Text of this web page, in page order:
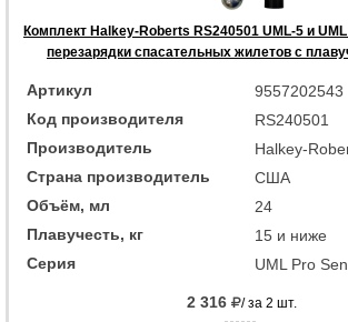
Комплект Halkey-Roberts RS240501 UML-5 и
перезарядки спасательных жилетов с
Артикул
9557202543
Код производителя
RS240501
Производитель
Halkey-
Страна производитель
США
Объём, мл
24
Плавучесть, кг
15 и ниже
Серия
UML Pro
2 316 / за 2 шт.